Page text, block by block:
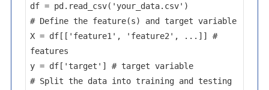
df = pd.read_csv('your_data.csv')
# Define the feature(s) and target variable
X = df[['feature1', 'feature2', ...]] #
features
y = df['target'] # target variable
# Split the data into training and testing